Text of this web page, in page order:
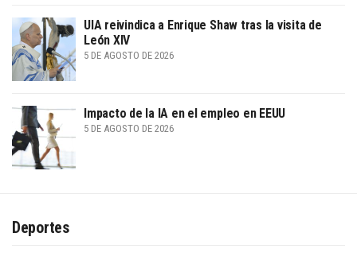
UIA reivindica a Enrique Shaw tras la visita de
León XIV
5 DE AGOSTO DE 2026
Impacto de la IA en el empleo en EEUU
5 DE AGOSTO DE 2026
Deportes